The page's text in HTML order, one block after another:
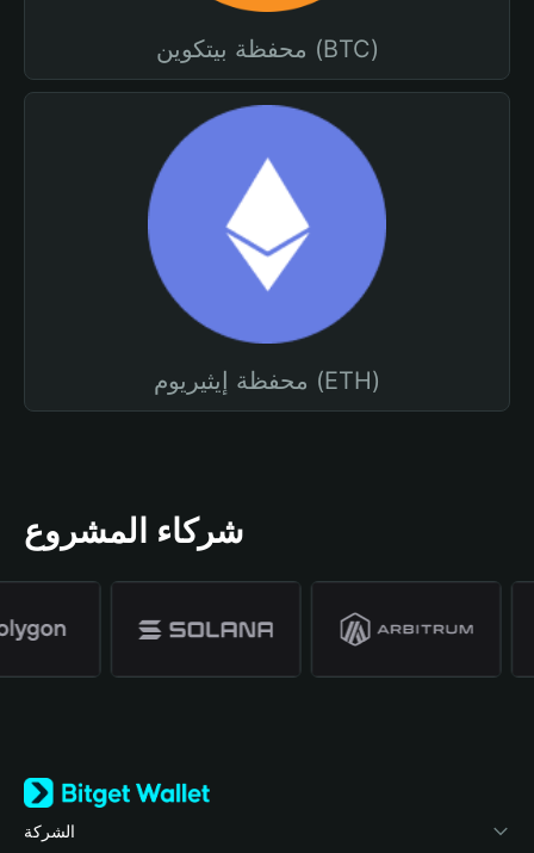
محفظة بيتكوين (BTC)
محفظة إيثيريوم (ETH)
شركاء المشروع
الشركة